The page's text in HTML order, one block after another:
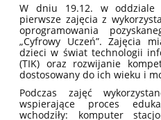
W dniu 19.12. w oddziale
pierwsze zajęcia z
oprogramowania
„Cyfrowy Uczeń”. Zajęcia
dzieci w świat technologii
(TIK) oraz rozwijanie
dostosowany do ich wieku i
Podczas zajęć
wspierające proces
wchodziły: komputer